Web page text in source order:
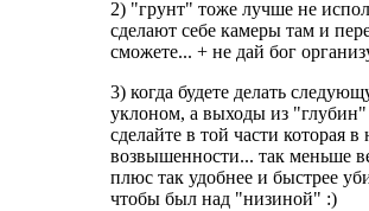
2) "грунт" тоже лучше не
сделают себе камеры там и
сможете... + не дай бог
3) когда будете делать
уклоном, а выходы из
сделайте в той части которая
возвышенности... так меньше
плюс так удобнее и быстрее
чтобы был над "низиной" :)